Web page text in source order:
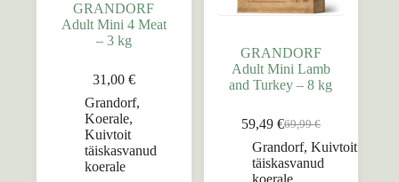
GRANDORF
Adult Mini 4 Meat
– 3 kg
31,00 €
Grandorf,
Koerale,
Kuivtoit
täiskasvanud
koerale
GRANDORF
Adult Mini Lamb
and Turkey – 8 kg
69,99€
Algne
hind
oli:
69,99 €.
59,49 €Praegune
hind
on:
59,49 €.
Grandorf, Kuivtoit
täiskasvanud